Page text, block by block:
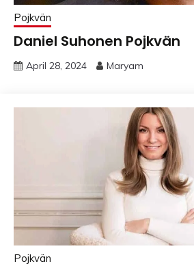
Pojkvän
Daniel Suhonen Pojkvän
April 28, 2024 Maryam
Pojkvän